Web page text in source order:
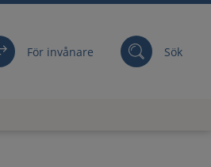
För invånare Sök